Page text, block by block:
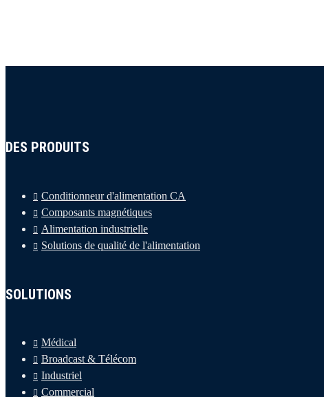
DES PRODUITS
Conditionneur d'alimentation CA
Composants magnétiques
Alimentation industrielle
Solutions de qualité de l'alimentation
SOLUTIONS
Médical
Broadcast & Télécom
Industriel
Commercial